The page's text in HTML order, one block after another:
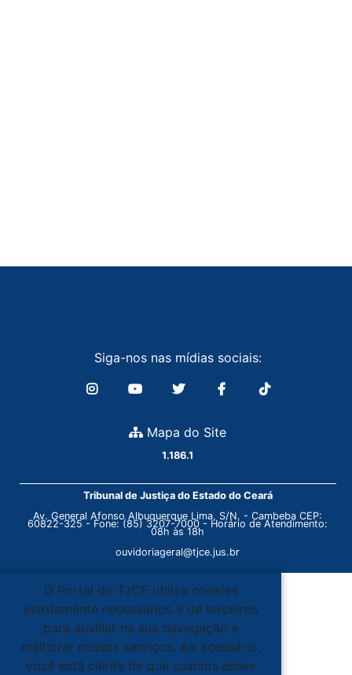
Siga-nos nas mídias sociais:
Mapa do Site
1.186.1
Tribunal de Justiça do Estado do Ceará
Av. General Afonso Albuquerque Lima, S/N. - Cambeba CEP:
60822-325 - Fone: (85) 3207-7000 - Horário de Atendimento:
08h às 18h
ouvidoriageral@tjce.jus.br
O Portal do TJCE utiliza cookies
estritamente necessários e de terceiros
para auxiliar na sua navegação e
melhorar nossos serviços. Ao acessá-lo,
você está ciente de que usamos esses